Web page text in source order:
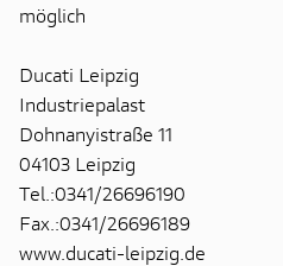
möglich
Ducati Leipzig
Industriepalast
Dohnanyistraße 11
04103 Leipzig
Tel.:0341/26696190
Fax.:0341/26696189
www.ducati-leipzig.de